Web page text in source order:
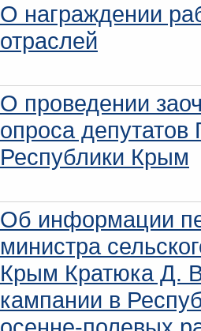
О награждении
отраслей
О проведении
опроса депутатов
Республики Крым
Об информации
министра
Крым Кратюка Д.
кампании в